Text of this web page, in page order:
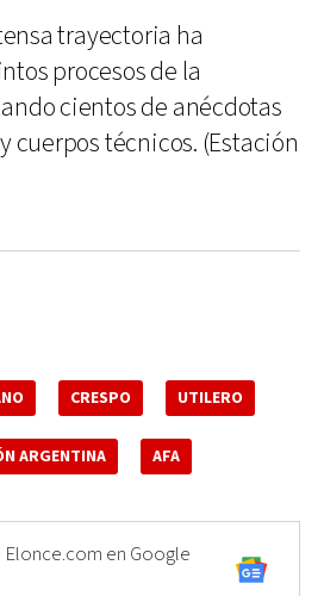
trayectoria ha
procesos de la
cientos de anécdotas
cuerpos técnicos. (Estación
CRESPO UTILERO
ARGENTINA AFA
Elonce.com en Google